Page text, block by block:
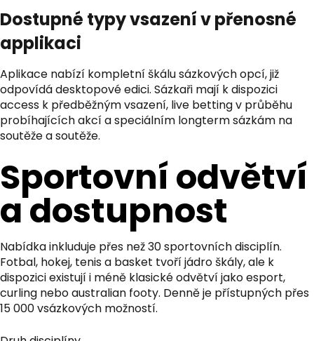
Dostupné typy vsazení v přenosné
applikaci
Aplikace nabízí kompletní škálu sázkových opcí, již
odpovídá desktopové edici. Sázkaři mají k dispozici
access k předběžným vsazení, live betting v průběhu
probíhajících akcí a speciálním longterm sázkám na
soutěže a soutěže.
Sportovní odvětví
a dostupnost
Nabídka inkluduje přes než 30 sportovních disciplín.
Fotbal, hokej, tenis a basket tvoří jádro škály, ale k
dispozici existují i méně klasické odvětví jako esport,
curling nebo australian footy. Denně je přístupných přes
15 000 vsázkových možností.